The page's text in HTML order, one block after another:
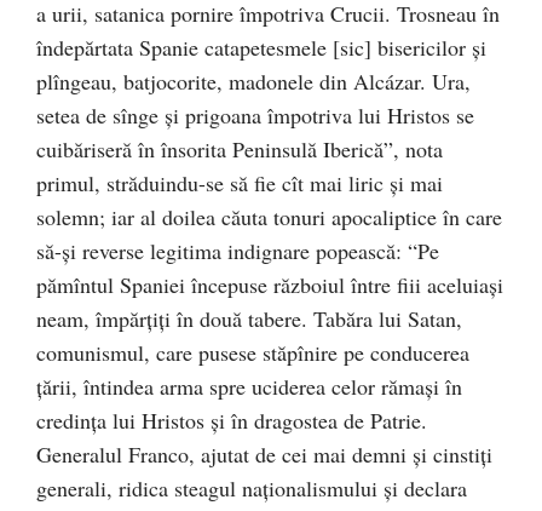
a urii, satanica pornire împotriva Crucii. Trosneau în
îndepărtata Spanie catapetesmele [sic] bisericilor şi
plîngeau, batjocorite, madonele din Alcázar. Ura,
setea de sînge şi prigoana împotriva lui Hristos se
cuibăriseră în însorita Peninsulă Iberică”, nota
primul, străduindu-se să fie cît mai liric şi mai
solemn; iar al doilea căuta tonuri apocaliptice în care
să-şi reverse legitima indignare popească: “Pe
pămîntul Spaniei începuse războiul între fiii aceluiaşi
neam, împărţiţi în două tabere. Tabăra lui Satan,
comunismul, care pusese stăpînire pe conducerea
ţării, întindea arma spre uciderea celor rămaşi în
credinţa lui Hristos şi în dragostea de Patrie.
Generalul Franco, ajutat de cei mai demni şi cinstiţi
generali, ridica steagul naţionalismului şi declara